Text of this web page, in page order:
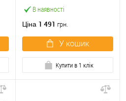
В наявності
Ціна 1 491 грн.
У кошик
Купити в 1 клік